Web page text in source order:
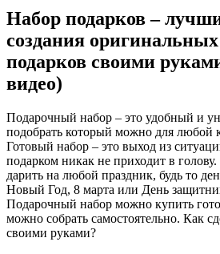
Набор подарков –
создания
подарков своими
видео)
Подарочный набор – это удобный и
подобрать который можно для любой
Готовый набор – это выход из
подарком никак не приходит в
дарить на любой праздник, будь то
Новый Год, 8 марта или День
Подарочный набор можно купить
можно собрать самостоятельно. Как
своими руками?